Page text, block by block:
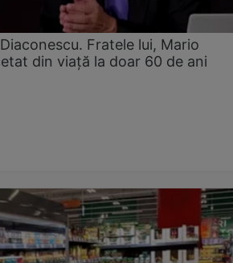
Fratele lui, Mario
din viață la doar 60 de ani